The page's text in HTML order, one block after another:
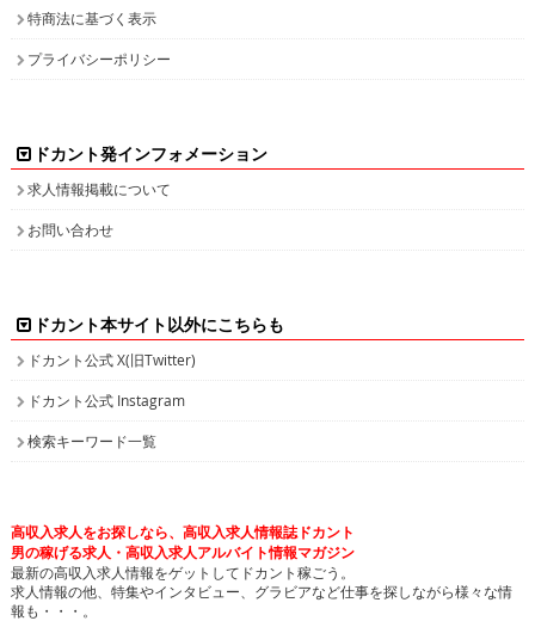
特商法に基づく表示
プライバシーポリシー
ドカント発インフォメーション
求人情報掲載について
お問い合わせ
ドカント本サイト以外にこちらも
ドカント公式 X(旧Twitter)
ドカント公式 Instagram
検索キーワード一覧
高収入求人をお探しなら、高収入求人情報誌ドカント
男の稼げる求人・高収入求人アルバイト情報マガジン
最新の高収入求人情報をゲットしてドカント稼ごう。
求人情報の他、特集やインタビュー、グラビアなど仕事を探しながら様々な情
報も・・・。